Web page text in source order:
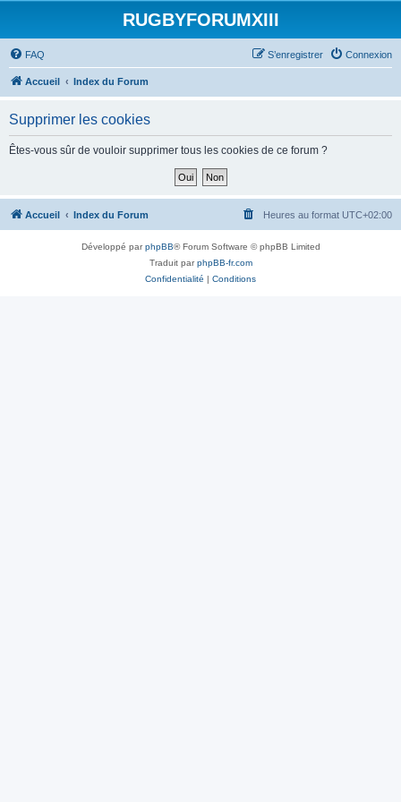
RUGBYFORUMXIII
FAQ Connexion
S’enregistrer
Accueil Index du Forum
Supprimer les cookies
Êtes-vous sûr de vouloir supprimer tous les cookies de ce forum ?
Accueil Index du Forum Heures au format UTC+02:00
Développé parphpBB® Forum Software © phpBB Limited
Traduit parphpBB-fr.com
Confidentialité | Conditions